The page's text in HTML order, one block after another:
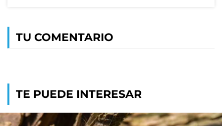
TU COMENTARIO
TE PUEDE INTERESAR